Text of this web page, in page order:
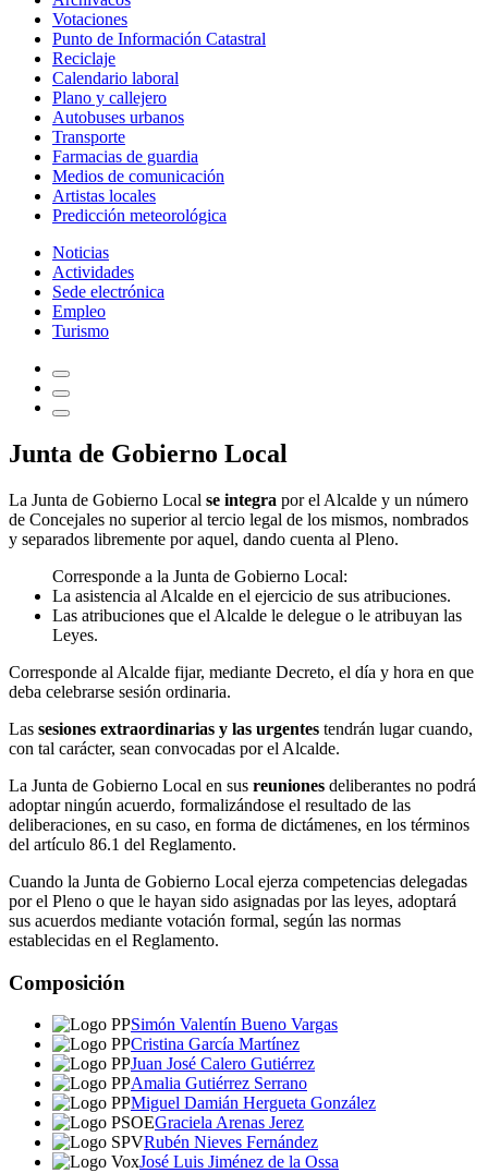
Votaciones
Punto de Información Catastral
Reciclaje
Calendario laboral
Plano y callejero
Autobuses urbanos
Transporte
Farmacias de guardia
Medios de comunicación
Artistas locales
Predicción meteorológica
Noticias
Actividades
Sede electrónica
Empleo
Turismo
Junta de Gobierno Local
La Junta de Gobierno Local se integra por el Alcalde y un número
de Concejales no superior al tercio legal de los mismos, nombrados
y separados libremente por aquel, dando cuenta al Pleno.
Corresponde a la Junta de Gobierno Local:
La asistencia al Alcalde en el ejercicio de sus atribuciones.
Las atribuciones que el Alcalde le delegue o le atribuyan las
Leyes.
Corresponde al Alcalde fijar, mediante Decreto, el día y hora en que
deba celebrarse sesión ordinaria.
Las sesiones extraordinarias y las urgentes tendrán lugar cuando,
con tal carácter, sean convocadas por el Alcalde.
La Junta de Gobierno Local en sus reuniones deliberantes no podrá
adoptar ningún acuerdo, formalizándose el resultado de las
deliberaciones, en su caso, en forma de dictámenes, en los términos
del artículo 86.1 del Reglamento.
Cuando la Junta de Gobierno Local ejerza competencias delegadas
por el Pleno o que le hayan sido asignadas por las leyes, adoptará
sus acuerdos mediante votación formal, según las normas
establecidas en el Reglamento.
Composición
Simón Valentín Bueno Vargas
Cristina García Martínez
Juan José Calero Gutiérrez
Amalia Gutiérrez Serrano
Miguel Damián Hergueta González
Graciela Arenas Jerez
Rubén Nieves Fernández
José Luis Jiménez de la Ossa